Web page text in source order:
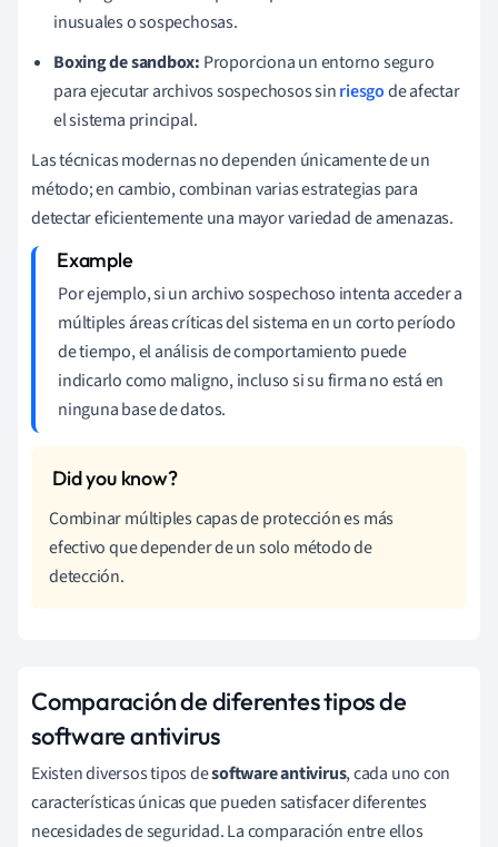
inusuales o sospechosas.
Boxing de sandbox: Proporciona un entorno seguro
para ejecutar archivos sospechosos sinriesgode afectar
el sistema principal.
Las técnicas modernas no dependen únicamente de un
método; en cambio, combinan varias estrategias para
detectar eficientemente una mayor variedad de amenazas.
Por ejemplo, si un archivo sospechoso intenta acceder a
múltiples áreas críticas del sistema en un corto período
de tiempo, el análisis de comportamiento puede
indicarlo como maligno, incluso si su firma no está en
ninguna base de datos.
Combinar múltiples capas de protección es más
efectivo que depender de un solo método de
detección.
Comparación de diferentes tipos de
software antivirus
Existen diversos tipos desoftware antivirus, cada uno con
características únicas que pueden satisfacer diferentes
necesidades de seguridad. La comparación entre ellos